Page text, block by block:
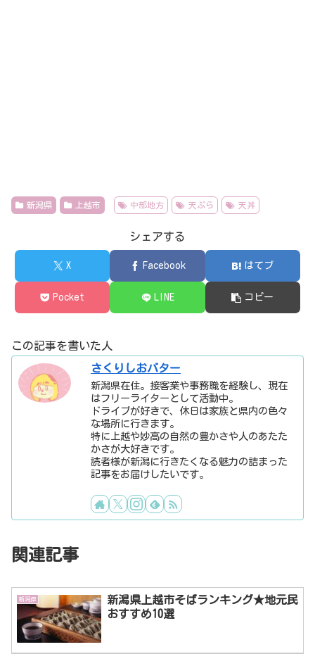
新潟県 上越市 中部地方 天ぷら 天丼
シェアする
X Facebook はてブ
Pocket LINE コピー
この記事を書いた人
さくりしおバター
新潟県在住。接客業や事務職を経験し、現在
はフリーライターとして活動中。
ドライブが好きで、休日は家族と県内の色々
な場所に行きます。
特に上越や妙高の自然の豊かさや人のあたた
かさが大好きです。
読者様が新潟に行きたくなる魅力の詰まった
記事をお届けしたいです。
関連記事
新潟県
新潟県上越市そばランキング★地元民
おすすめ10選